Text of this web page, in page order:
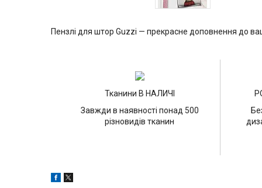
Пензлі для штор Guzzi — прекрасне доповнення до
Тканини В НАЛИЧІ
Завжди в наявності понад 500
різновидів тканин